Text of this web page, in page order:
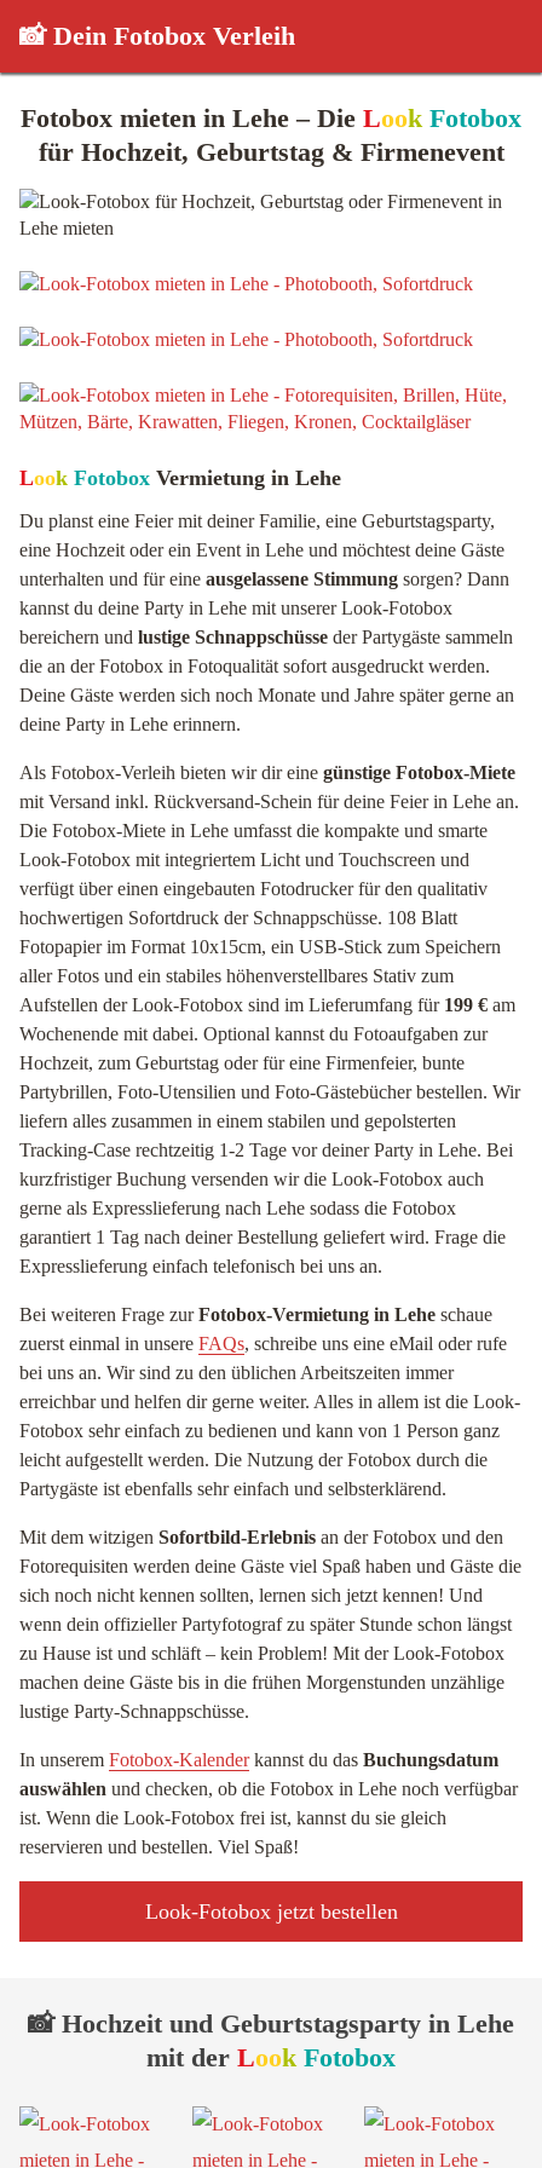
📸 Dein Fotobox Verleih
Fotobox mieten in Lehe – Die Look Fotobox
für Hochzeit, Geburtstag & Firmenevent
Look Fotobox Vermietung in Lehe
Du planst eine Feier mit deiner Familie, eine Geburtstagsparty,
eine Hochzeit oder ein Event in Lehe und möchtest deine Gäste
unterhalten und für eine ausgelassene Stimmung sorgen? Dann
kannst du deine Party in Lehe mit unserer Look-Fotobox
bereichern und lustige Schnappschüsse der Partygäste sammeln
die an der Fotobox in Fotoqualität sofort ausgedruckt werden.
Deine Gäste werden sich noch Monate und Jahre später gerne an
deine Party in Lehe erinnern.
Als Fotobox-Verleih bieten wir dir eine günstige Fotobox-Miete
mit Versand inkl. Rückversand-Schein für deine Feier in Lehe an.
Die Fotobox-Miete in Lehe umfasst die kompakte und smarte
Look-Fotobox mit integriertem Licht und Touchscreen und
verfügt über einen eingebauten Fotodrucker für den qualitativ
hochwertigen Sofortdruck der Schnappschüsse. 108 Blatt
Fotopapier im Format 10x15cm, ein USB-Stick zum Speichern
aller Fotos und ein stabiles höhenverstellbares Stativ zum
Aufstellen der Look-Fotobox sind im Lieferumfang für 199 € am
Wochenende mit dabei. Optional kannst du Fotoaufgaben zur
Hochzeit, zum Geburtstag oder für eine Firmenfeier, bunte
Partybrillen, Foto-Utensilien und Foto-Gästebücher bestellen. Wir
liefern alles zusammen in einem stabilen und gepolsterten
Tracking-Case rechtzeitig 1-2 Tage vor deiner Party in Lehe. Bei
kurzfristiger Buchung versenden wir die Look-Fotobox auch
gerne als Expresslieferung nach Lehe sodass die Fotobox
garantiert 1 Tag nach deiner Bestellung geliefert wird. Frage die
Expresslieferung einfach telefonisch bei uns an.
Bei weiteren Frage zurFotobox-Vermietung in Lehe schaue
zuerst einmal in unsere FAQs, schreibe uns eine eMail oder rufe
bei uns an. Wir sind zu den üblichen Arbeitszeiten immer
erreichbar und helfen dir gerne weiter. Alles in allem ist die Look-
Fotobox sehr einfach zu bedienen und kann von 1 Person ganz
leicht aufgestellt werden. Die Nutzung der Fotobox durch die
Partygäste ist ebenfalls sehr einfach und selbsterklärend.
Mit dem witzigen Sofortbild-Erlebnis an der Fotobox und den
Fotorequisiten werden deine Gäste viel Spaß haben und Gäste die
sich noch nicht kennen sollten, lernen sich jetzt kennen! Und
wenn dein offizieller Partyfotograf zu später Stunde schon längst
zu Hause ist und schläft – kein Problem! Mit der Look-Fotobox
machen deine Gäste bis in die frühen Morgenstunden unzählige
lustige Party-Schnappschüsse.
In unserem Fotobox-Kalenderkannst du das Buchungsdatum
auswählen und checken, ob die Fotobox in Lehe noch verfügbar
ist. Wenn die Look-Fotobox frei ist, kannst du sie gleich
reservieren und bestellen. Viel Spaß!
Look-Fotobox jetzt bestellen
📸 Hochzeit und Geburtstagsparty in Lehe
mit der Look Fotobox